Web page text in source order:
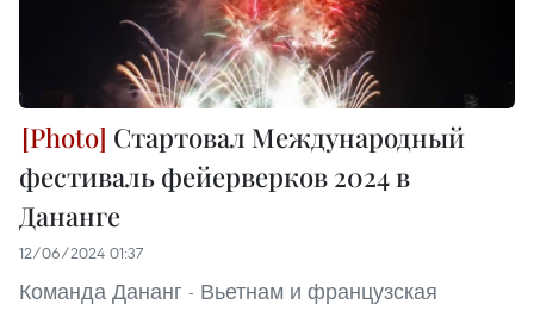
Стартовал Международный
фестиваль фейерверков 2024 в
Дананге
12/06/2024 01:37
Команда Дананг - Вьетнам и французская